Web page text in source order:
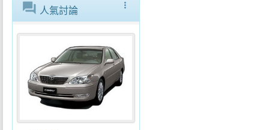
more_vert
forum 人氣討論